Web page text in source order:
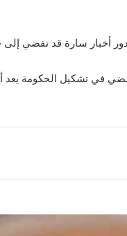
أخبار سارة قد تفضي
في تشكيل الحكومة يعد